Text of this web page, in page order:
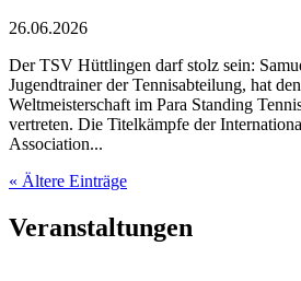
26.06.2026
Der TSV Hüttlingen darf stolz sein:
Jugendtrainer der Tennisabteilung, hat
Weltmeisterschaft im Para Standing
vertreten. Die Titelkämpfe der
Association...
« Ältere Einträge
Veranstaltungen